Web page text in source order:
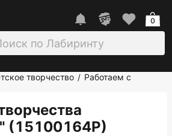
0
творчество / Работаем с
(15100164Р)